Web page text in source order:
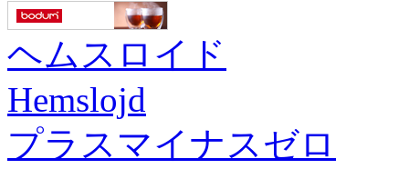
ヘムスロイド
Hemslojd
プラスマイナスゼロ